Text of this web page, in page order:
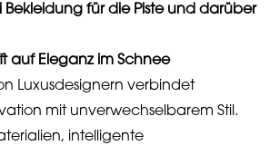
Bekleidung für die Piste und darüber
auf Eleganz im Schnee
Luxusdesignern verbindet
mit unverwechselbarem Stil.
intelligente